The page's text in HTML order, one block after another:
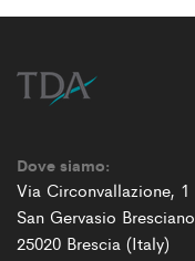
Dove siamo:
Via Circonvallazione, 1
San Gervasio Bresciano
25020 Brescia (Italy)